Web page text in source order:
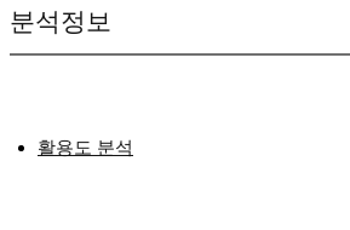
분석정보
활용도 분석